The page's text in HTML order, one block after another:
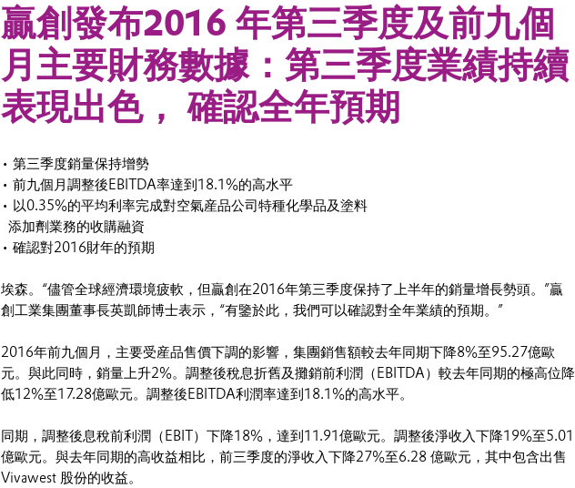
贏創發布2016 年第三季度及前九個
月主要財務數據：第三季度業績持續
表現出色， 確認全年預期
• 第三季度銷量保持增勢
• 前九個月調整後EBITDA率達到18.1%的高水平
• 以0.35%的平均利率完成對空氣産品公司特種化學品及塗料
添加劑業務的收購融資
• 確認對2016財年的預期
埃森。“儘管全球經濟環境疲軟，但贏創在2016年第三季度保持了上半年的銷量增長勢頭。”贏
創工業集團董事長英凱師博士表示，“有鑒於此，我們可以確認對全年業績的預期。”
2016年前九個月，主要受産品售價下調的影響，集團銷售額較去年同期下降8%至95.27億歐
元。與此同時，銷量上升2%。調整後稅息折舊及攤銷前利潤（EBITDA）較去年同期的極高位降
低12%至17.28億歐元。調整後EBITDA利潤率達到18.1%的高水平。
同期，調整後息稅前利潤（EBIT）下降18%，達到11.91億歐元。調整後淨收入下降19%至5.01
億歐元。與去年同期的高收益相比，前三季度的淨收入下降27%至6.28 億歐元，其中包含出售
Vivawest 股份的收益。